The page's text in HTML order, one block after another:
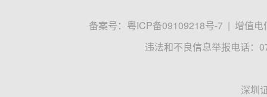
备案号： 粤ICP备09109218号-7 | 增值电
违法和不良信息举报电话：
深圳